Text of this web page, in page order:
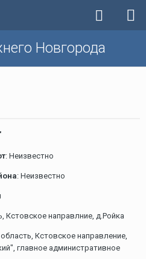
Новгорода
: Неизвестно
: Неизвестно
Кстовское направлние, д.Ройка
Кстовское направление,
главное административное